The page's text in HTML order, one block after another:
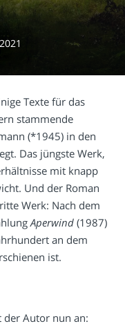
Texte für das
stammende
(*1945) in den
Das jüngste Werk,
mit knapp
Und der Roman
Werk: Nach dem
Aperwind (1987)
an dem
ist.
der Autor nun an: